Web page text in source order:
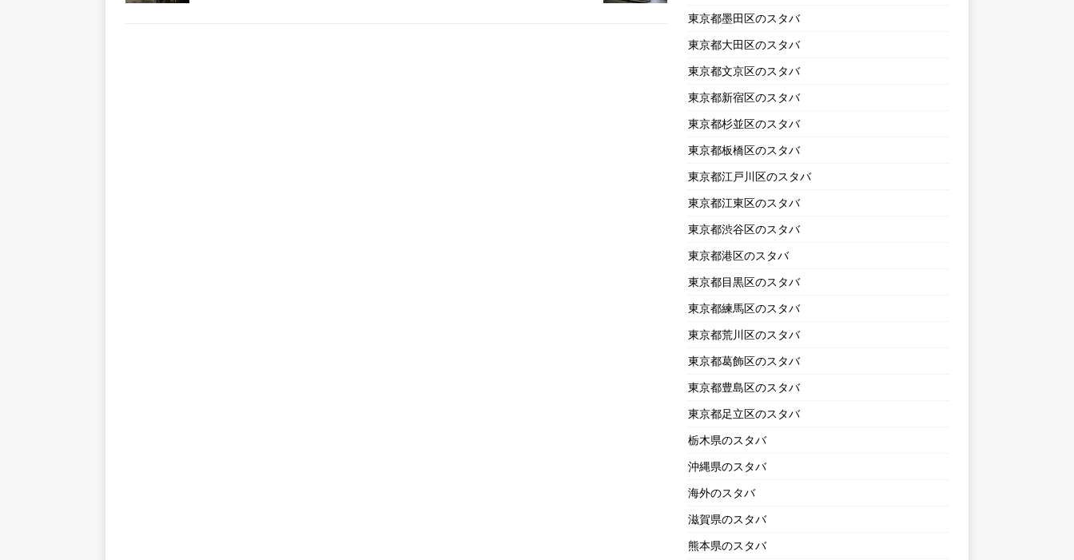
東京都墨田区のスタバ
東京都大田区のスタバ
東京都文京区のスタバ
東京都新宿区のスタバ
東京都杉並区のスタバ
東京都板橋区のスタバ
東京都江戸川区のスタバ
東京都江東区のスタバ
東京都渋谷区のスタバ
東京都港区のスタバ
東京都目黒区のスタバ
東京都練馬区のスタバ
東京都荒川区のスタバ
東京都葛飾区のスタバ
東京都豊島区のスタバ
東京都足立区のスタバ
栃木県のスタバ
沖縄県のスタバ
海外のスタバ
滋賀県のスタバ
熊本県のスタバ